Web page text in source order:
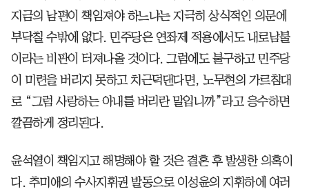
지금의 남편이 책임져야 하느냐는 지극히 상식적인 의문에
부닥칠 수밖에 없다. 민주당은 연좌제 적용에서도 내로남불
이라는 비판이 터져나올 것이다. 그럼에도 불구하고 민주당
이 미련을 버리지 못하고 치근덕댄다면, 노무현의 가르침대
로 “그럼 사랑하는 아내를 버리란 말입니까”라고 응수하면
깔끔하게 정리된다.
윤석열이 책임지고 해명해야 할 것은 결혼 후 발생한 의혹이
다. 추미애의 수사지휘권 발동으로 이성윤의 지휘하에 여러